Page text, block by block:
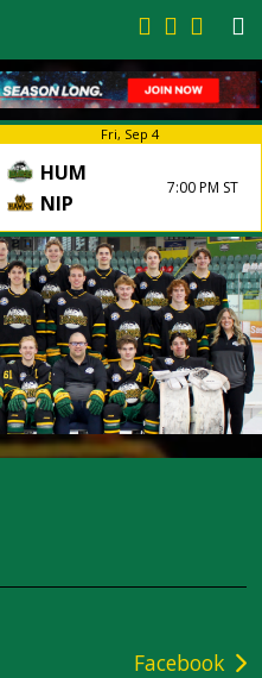
Fri, Sep 4
HUM
NIP
7:00 PM ST
Facebook